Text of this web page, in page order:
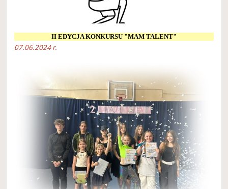
II EDYCJA KONKURSU "MAM TALENT"
07.06.2024 r.